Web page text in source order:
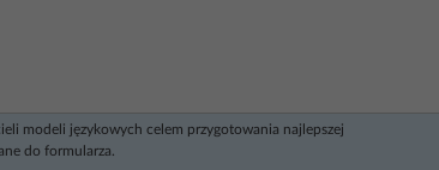
modeli językowych celem przygotowania najlepszej
do formularza.